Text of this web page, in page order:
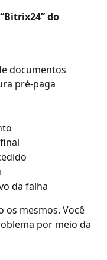
do
documentos
pré-paga
da falha
os mesmos. Você
por meio da